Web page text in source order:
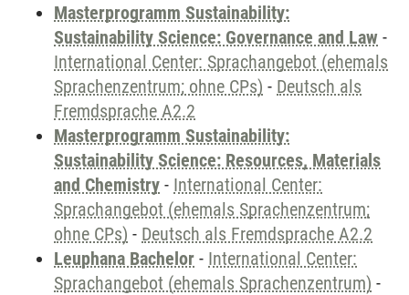
Masterprogramm Sustainability:
Sustainability Science: Governance and Law -
International Center: Sprachangebot (ehemals
Sprachenzentrum; ohne CPs) - Deutsch als
Fremdsprache A2.2
Masterprogramm Sustainability:
Sustainability Science: Resources, Materials
and Chemistry - International Center:
Sprachangebot (ehemals Sprachenzentrum;
ohne CPs) - Deutsch als Fremdsprache A2.2
Leuphana Bachelor - International Center:
Sprachangebot (ehemals Sprachenzentrum) -